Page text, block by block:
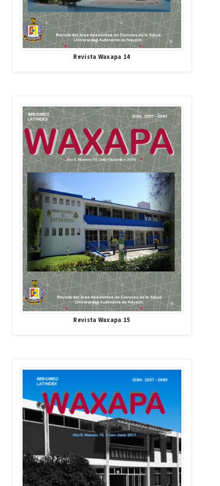
Revista Waxapa 14
Revista Waxapa 15